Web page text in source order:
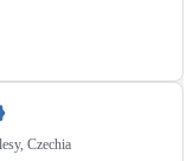
Czechia